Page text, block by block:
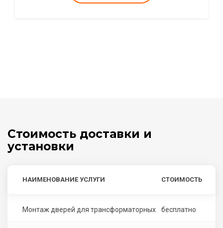
Стоимость доставки и
установки
НАИМЕНОВАНИЕ УСЛУГИ СТОИМОСТЬ
Монтаж дверей для трансформаторных бесплатно